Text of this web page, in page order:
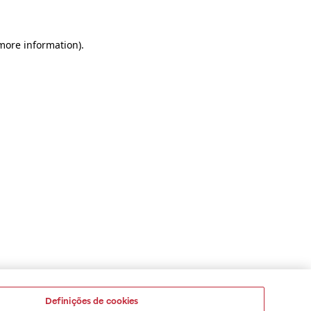
information).
Definições de cookies